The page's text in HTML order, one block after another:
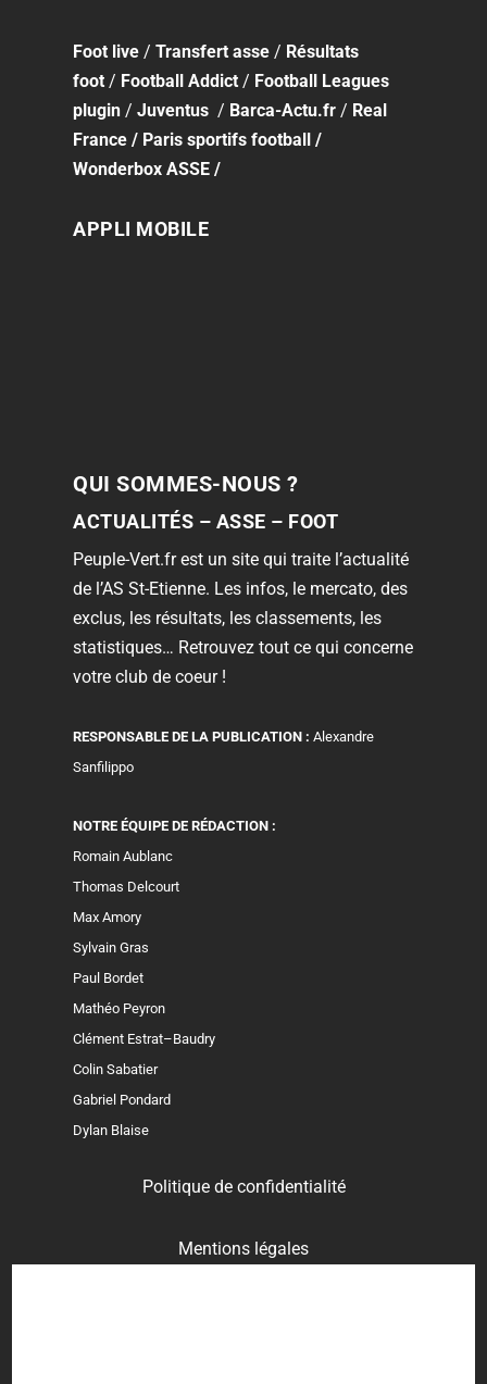
Foot live /Transfert asse / Résultats
foot / Football Addict / Football Leagues
plugin /Juventus / Barca-Actu.fr / Real
France / Paris sportifs football /
Wonderbox ASSE /
APPLI MOBILE
QUI SOMMES-NOUS ?
ACTUALITÉS – ASSE – FOOT
Peuple-Vert.fr est un site qui traite l’actualité
de l’AS St-Etienne. Les infos, le mercato, des
exclus, les résultats, les classements, les
statistiques… Retrouvez tout ce qui concerne
votre club de coeur !
RESPONSABLE DE LA PUBLICATION : Alexandre
Sanfilippo
NOTRE ÉQUIPE DE RÉDACTION :
Romain Aublanc
Thomas Delcourt
Max Amory
Sylvain Gras
Paul Bordet
Mathéo Peyron
Clément Estrat–Baudry
Colin Sabatier
Gabriel Pondard
Dylan Blaise
Politique de confidentialité
Mentions légales